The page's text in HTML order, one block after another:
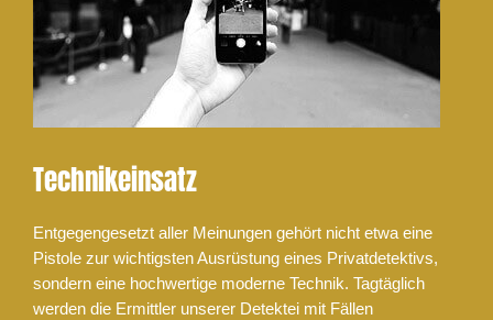
Technikeinsatz
Entgegengesetzt aller Meinungen gehört nicht etwa eine
Pistole zur wichtigsten Ausrüstung eines Privatdetektivs,
sondern eine hochwertige moderne Technik. Tagtäglich
werden die Ermittler unserer Detektei mit Fällen